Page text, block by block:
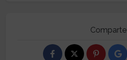
Comparte